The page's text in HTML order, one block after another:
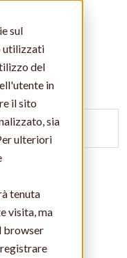
sul
utilizzati
del
in
il sito
sia
ulteriori
tenuta
visita, ma
browser